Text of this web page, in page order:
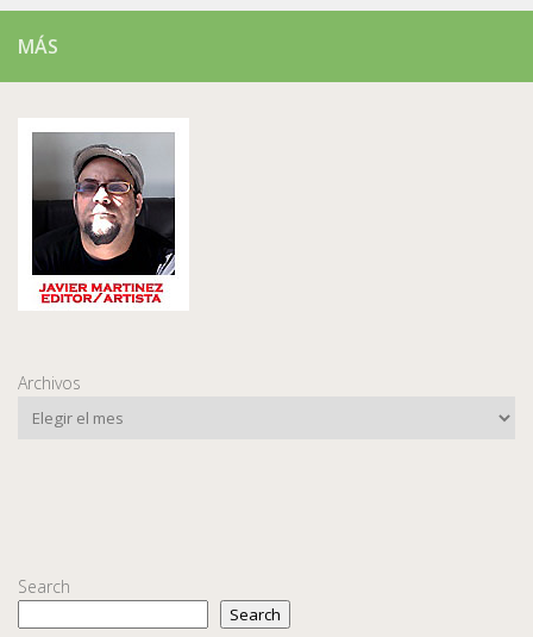
MÁS
Archivos
Search
Search